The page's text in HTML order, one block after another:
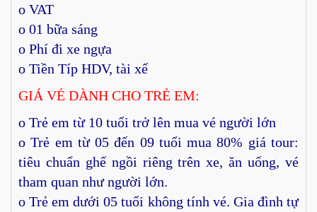
o VAT
o 01 bữa sáng
o Phí đi xe ngựa
o Tiền Típ HDV, tài xế
GIÁ VÉ DÀNH CHO TRẺ EM:
o Trẻ em từ 10 tuổi trở lên mua vé người lớn
o Trẻ em từ 05 đến 09 tuổi mua 80% giá tour:
tiêu chuẩn ghế ngồi riêng trên xe, ăn uống, vé
tham quan như người lớn.
o Trẻ em dưới 05 tuổi không tính vé. Gia đình tự